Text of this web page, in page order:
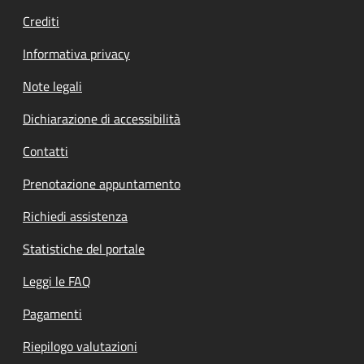
Crediti
Informativa privacy
Note legali
Dichiarazione di accessibilità
Contatti
Prenotazione appuntamento
Richiedi assistenza
Statistiche del portale
Leggi le FAQ
Pagamenti
Riepilogo valutazioni